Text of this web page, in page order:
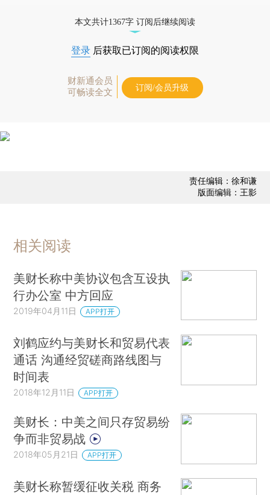
本文共计1367字 订阅后继续阅读
登录 后获取已订阅的阅读权限
财新通会员
可畅读全文
订阅/会员升级
责任编辑：徐和谦
版面编辑：王影
相关阅读
美财长称中美协议包含互设执
行办公室 中方回应
2019年04月11日 APP打开
刘鹤应约与美财长和贸易代表
通话 沟通经贸磋商路线图与
时间表
2018年12月11日 APP打开
美财长：中美之间只存贸易纷
争而非贸易战
2018年05月21日 APP打开
美财长称暂缓征收关税 商务